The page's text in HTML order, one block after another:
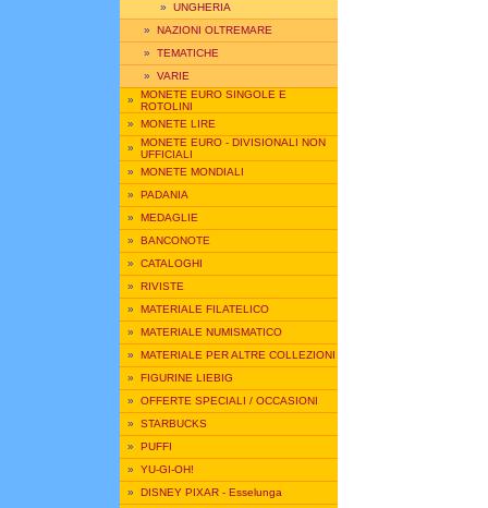
» UNGHERIA
» NAZIONI OLTREMARE
» TEMATICHE
» VARIE
» MONETE EURO SINGOLE E
ROTOLINI
» MONETE LIRE
» MONETE EURO - DIVISIONALI NON
UFFICIALI
» MONETE MONDIALI
» PADANIA
» MEDAGLIE
» BANCONOTE
» CATALOGHI
» RIVISTE
» MATERIALE FILATELICO
» MATERIALE NUMISMATICO
» MATERIALE PER ALTRE COLLEZIONI
» FIGURINE LIEBIG
» OFFERTE SPECIALI / OCCASIONI
» STARBUCKS
» PUFFI
» YU-GI-OH!
» DISNEY PIXAR - Esselunga